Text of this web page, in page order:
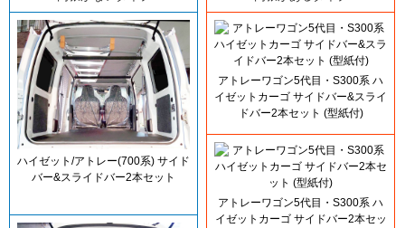
ハイゼット/アトレー(700系) サイド
バー&スライドバー2本セット
アトレーワゴン5代目・S300系 ハ
イゼットカーゴ サイドバー&スライ
ドバー2本セット (型紙付)
アトレーワゴン5代目・S300系 ハ
イゼットカーゴ サイドバー2本セッ